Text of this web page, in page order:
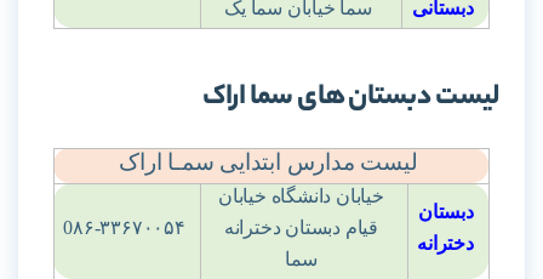
دبستانی
سما خيابان سما يک
لیست دبستان های سما اراک
لیست مدارس ابتدایی سمـا اراک
دبستان
دخترانه
خيابان دانشگاه خيابان
قيام دبستان دخترانه
سما
0۸۶-۳۳۶۷۰۰۵۴